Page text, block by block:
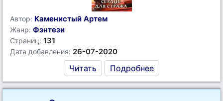
Автор: Каменистый Артем
Жанр: Фэнтези
Страниц: 131
Дата добавления: 26-07-2020
Читать Подробнее